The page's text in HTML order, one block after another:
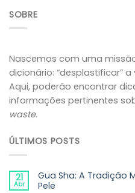
SOBRE
Nascemos com uma
dicionário: “desplastificar”
Aqui, poderão encontrar
informações pertinentes
waste.
ÚLTIMOS POSTS
21
Abr
Gua Sha: A Tradição
Pele